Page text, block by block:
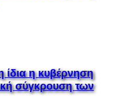
η κυβέρνηση
σύγκρουση των